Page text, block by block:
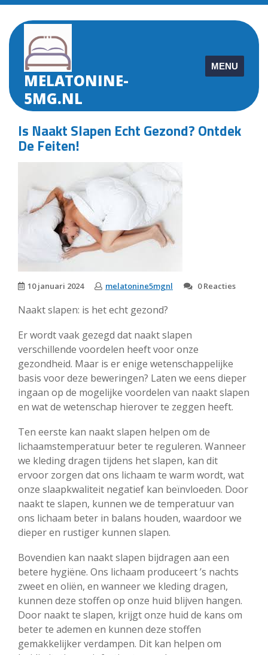
Skip
content
MELATONINE-
5MG.NL
MENU
Is Naakt Slapen Echt Gezond? Ontdek
De Feiten!
10 januari 2024 melatonine5mgnl 0 Reacties
Naakt slapen: is het echt gezond?
Er wordt vaak gezegd dat naakt slapen
verschillende voordelen heeft voor onze
gezondheid. Maar is er enige wetenschappelijke
basis voor deze beweringen? Laten we eens dieper
ingaan op de mogelijke voordelen van naakt slapen
en wat de wetenschap hierover te zeggen heeft.
Ten eerste kan naakt slapen helpen om de
lichaamstemperatuur beter te reguleren. Wanneer
we kleding dragen tijdens het slapen, kan dit
ervoor zorgen dat ons lichaam te warm wordt, wat
onze slaapkwaliteit negatief kan beïnvloeden. Door
naakt te slapen, kunnen we de temperatuur van
ons lichaam beter in balans houden, waardoor we
dieper en rustiger kunnen slapen.
Bovendien kan naakt slapen bijdragen aan een
betere hygiëne. Ons lichaam produceert ’s nachts
zweet en oliën, en wanneer we kleding dragen,
kunnen deze stoffen op onze huid blijven hangen.
Door naakt te slapen, krijgt onze huid de kans om
beter te ademen en kunnen deze stoffen
gemakkelijker verdampen. Dit kan helpen om